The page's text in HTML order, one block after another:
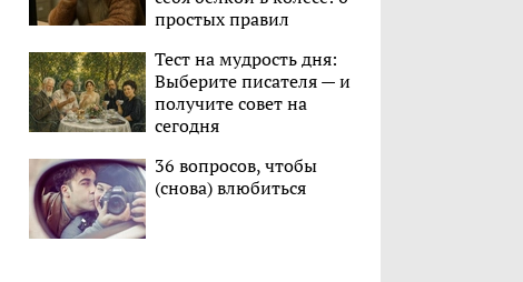
простых правил
Тест на мудрость дня:
Выберите писателя — и
получите совет на
сегодня
36 вопросов, чтобы
(снова) влюбиться